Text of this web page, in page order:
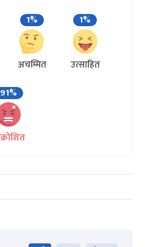
1%
अचम्मित
1%
उत्साहित
91%